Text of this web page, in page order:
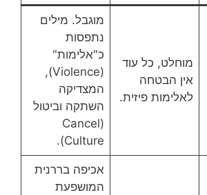
מוחלט, כל עוד
אין הבטחה
לאלימות פיזית.
מוגבל. מילים
נתפסות
כ"אלימות"
(Violence),
המצדיקה
השתקה וביטול
(Cancel
Culture).
אכיפה בררנית
המושפעת